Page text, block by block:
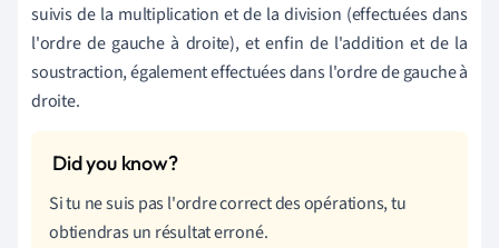
suivis de la multiplication et de la division (effectuées dans
l'ordre de gauche à droite), et enfin de l'addition et de la
soustraction, également effectuées dans l'ordre de gauche à
droite.
Si tu ne suis pas l'ordre correct des opérations, tu
obtiendras un résultat erroné.